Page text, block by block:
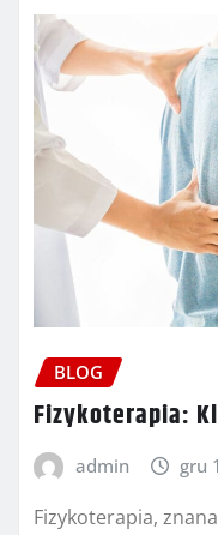
BLOG
Fizykoterapia:
admin gru
Fizykoterapia,